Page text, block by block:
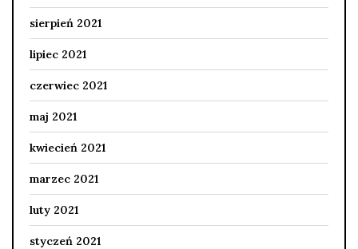
sierpień 2021
lipiec 2021
czerwiec 2021
maj 2021
kwiecień 2021
marzec 2021
luty 2021
styczeń 2021